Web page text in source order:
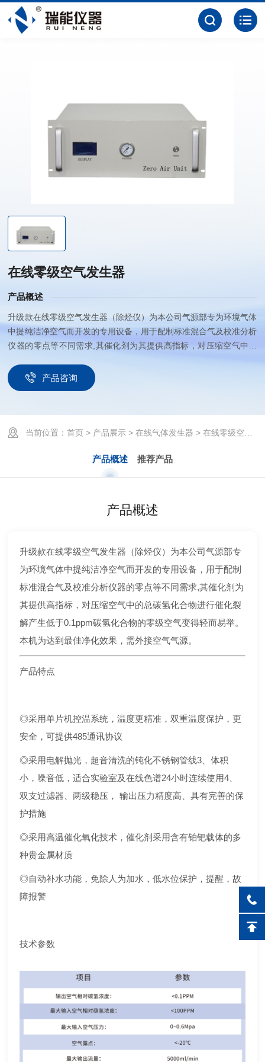
在线零级空气发生器
产品概述
升级款在线零级空气发生器（除烃仪）为本公司气源部专为环境气体
中提纯洁净空气而开发的专用设备，用于配制标准混合气及校准分析
仪器的零点等不同需求,其催化剂为其提供高指标，对压缩空气中的
变得轻而易举。本机为达到最佳净化效果，需外接空气气源。
产品咨询
当前位置：首页 > 产品展示 >在线气体发生器 > 在线零级空气发生器
产品概述 推荐产品
产品概述
升级款在线零级空气发生器（除烃仪）为本公司气源部专
为环境气体中提纯洁净空气而开发的专用设备，用于配制
标准混合气及校准分析仪器的零点等不同需求,其催化剂为
其提供高指标，对压缩空气中的总碳氢化合物进行催化裂
解产生低于0.1ppm碳氢化合物的零级空气变得轻而易举。
本机为达到最佳净化效果，需外接空气气源。
产品特点
◎采用单片机控温系统，温度更精准，双重温度保护，更
安全，可提供485通讯协议
◎采用电解抛光，超音清洗的钝化不锈钢管线3、体积
小，噪音低，适合实验室及在线色谱24小时连续使用4、
双支过滤器、两级稳压， 输出压力精度高、具有完善的保
护措施
◎采用高温催化氧化技术，催化剂采用含有铂钯载体的多
种贵金属材质
◎自动补水功能，免除人为加水，低水位保护，提醒，故
障报警
技术参数